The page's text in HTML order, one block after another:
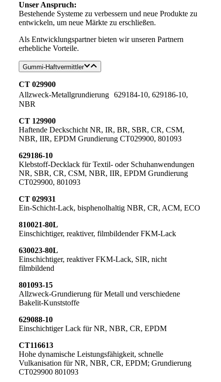
Unser Anspruch:
Bestehende Systeme zu verbessern und neue Produkte zu
entwickeln, um neue Märkte zu erschließen.
Als Entwicklungspartner bieten wir unseren Partnern
erhebliche Vorteile.
Gummi-Haftvermittler
CT 029900
Allzweck-Metallgrundierung 629184-10, 629186-10,
NBR
CT 129900
Haftende Deckschicht NR, IR, BR, SBR, CR, CSM,
NBR, IIR, EPDM Grundierung CT029900, 801093
629186-10
Klebstoff-Decklack für Textil- oder Schuhanwendungen
NR, SBR, CR, CSM, NBR, IIR, EPDM Grundierung
CT029900, 801093
CT 029931
Ein-Schicht-Lack, bisphenolhaltig NBR, CR, ACM, ECO
810021-80L
Einschichtiger, reaktiver, filmbildender FKM-Lack
630023-80L
Einschichtiger, reaktiver FKM-Lack, SIR, nicht
filmbildend
801093-15
Allzweck-Grundierung für Metall und verschiedene
Bakelit-Kunststoffe
629088-10
Einschichtiger Lack für NR, NBR, CR, EPDM
CT116613
Hohe dynamische Leistungsfähigkeit, schnelle
Vulkanisation für NR, NBR, CR, EPDM; Grundierung
CT029900 801093